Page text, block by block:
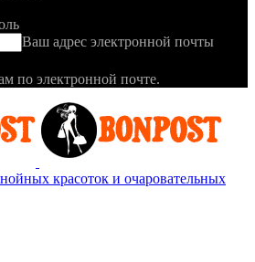
Ваш адрес электронной почты
по электронной почте.
красоток и очаровательных